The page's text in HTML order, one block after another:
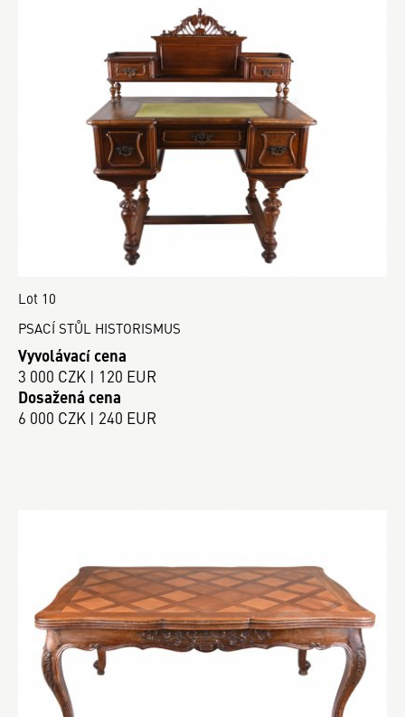
Lot 10
PSACÍ STŮL HISTORISMUS
Vyvolávací cena
3 000 CZK | 120 EUR
Dosažená cena
6 000 CZK | 240 EUR